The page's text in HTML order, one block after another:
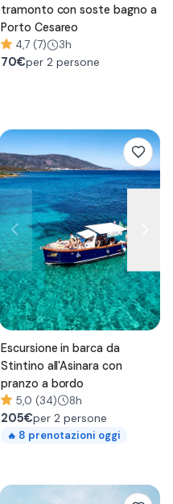
tramonto con soste bagno a
Porto Cesareo
4,7 (7) 3h
70€per 2 persone
Escursione in barca da
Stintino all'Asinara con
pranzo a bordo
5,0 (34) 8h
205€per 2 persone
🔥 8 prenotazioni oggi